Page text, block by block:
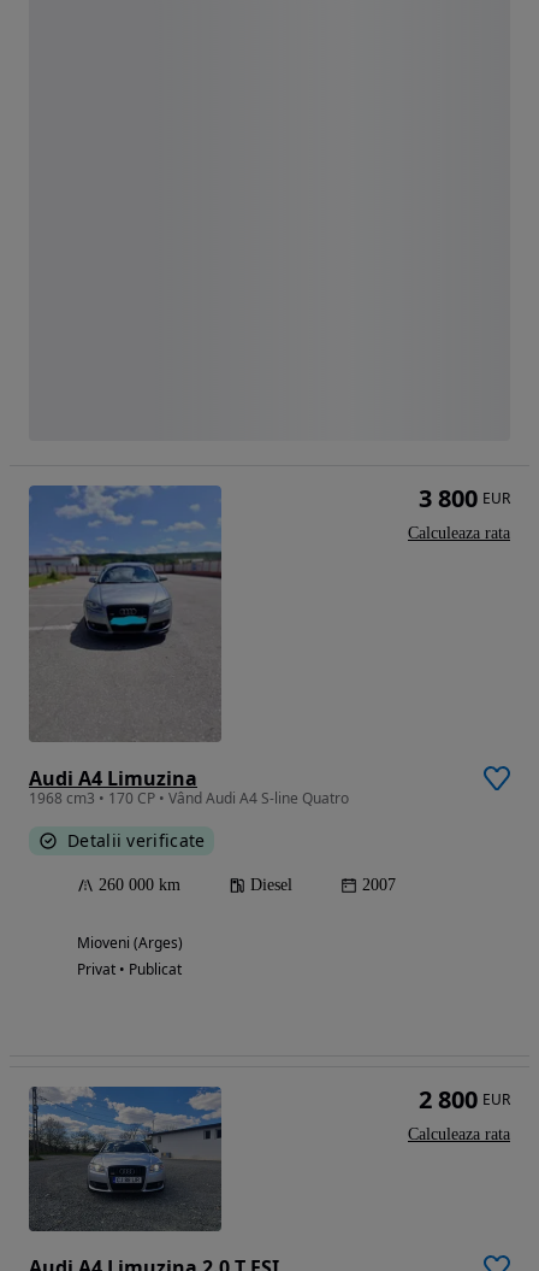
Audi A4 Limuzina
1968 cm3 • 170 CP • Vând Audi A4 S-line Quatro
Detalii verificate
260 000 km Diesel 2007
Mioveni (Arges)
Privat • Publicat
3 800 EUR
Calculeaza rata
2 800 EUR
Calculeaza rata